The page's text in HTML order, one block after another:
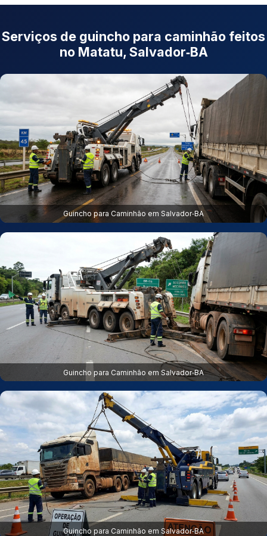
Serviços de guincho para caminhão feitos
no Matatu, Salvador‑BA
Guincho para Caminhão em Salvador‑BA
Guincho para Caminhão em Salvador‑BA
Guincho para Caminhão em Salvador‑BA